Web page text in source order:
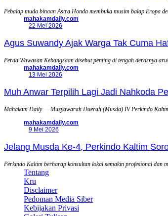
Pebalap muda binaan Astra Honda membuka musim balap Eropa
mahakamdaily.com
22 Mei 2026
Agus Suwandy Ajak Warga Tak Cuma
Perda Wawasan Kebangsaan disebut penting di tengah derasnya
mahakamdaily.com
13 Mei 2026
Muh Anwar Terpilih Lagi Jadi Nahkoda
Mahakam Daily — Musyawarah Daerah (Musda) IV Perkindo
mahakamdaily.com
9 Mei 2026
Jelang Musda Ke-4, Perkindo Kaltim
Perkindo Kaltim berharap konsultan lokal semakin profesional dan
Tentang
Kru
Disclaimer
Pedoman Media Siber
Kebijakan Privasi